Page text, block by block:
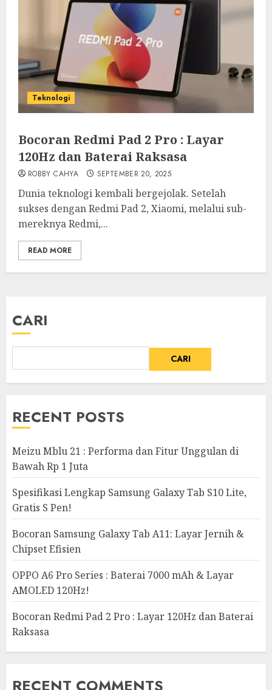
Teknologi
Bocoran Redmi Pad 2 Pro : Layar
120Hz dan Baterai Raksasa
ROBBY CAHYA SEPTEMBER 20, 2025
Dunia teknologi kembali bergejolak. Setelah
sukses dengan Redmi Pad 2, Xiaomi, melalui sub-
mereknya Redmi,...
READ MORE
CARI
CARI
RECENT POSTS
Meizu Mblu 21 : Performa dan Fitur Unggulan di
Bawah Rp 1 Juta
Spesifikasi Lengkap Samsung Galaxy Tab S10 Lite,
Gratis S Pen!
Bocoran Samsung Galaxy Tab A11: Layar Jernih &
Chipset Efisien
OPPO A6 Pro Series : Baterai 7000 mAh & Layar
AMOLED 120Hz!
Bocoran Redmi Pad 2 Pro : Layar 120Hz dan Baterai
Raksasa
RECENT COMMENTS